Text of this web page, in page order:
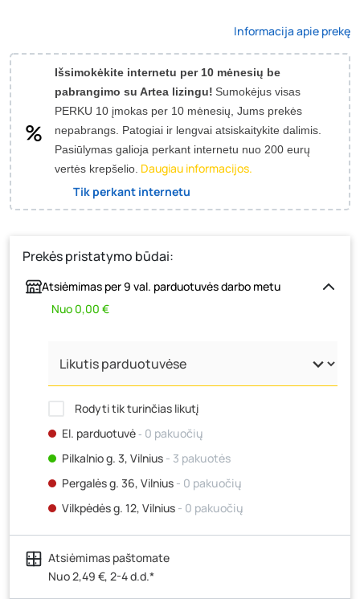
Informacija apie prekę
Išsimokėkite internetu per 10 mėnesių be
pabrangimo su Artea lizingu! Sumokėjus visas
PERKU 10 įmokas per 10 mėnesių, Jums prekės
nepabrangs. Patogiai ir lengvai atsiskaitykite dalimis.
Pasiūlymas galioja perkant internetu nuo 200 eurų
vertės krepšelio. Daugiau informacijos.
Tik perkant internetu
Prekės pristatymo būdai:
Atsiėmimas per 9 val. parduotuvės darbo metu
Nuo 0,00 €
Rodyti tik turinčias likutį
El. parduotuvė‐ 0 pakuočių
Pilkalnio g. 3, Vilnius - 3 pakuotės
Pergalės g. 36, Vilnius - 0 pakuočių
Vilkpėdės g. 12, Vilnius - 0 pakuočių
Ateities g. 15, Vilnius- 0 pakuočių
Kauno r., Narsiečių k., Vytauto g. 183, Kaunas
pakuočių
Atsiėmimas paštomate
Nuo 2,49 €, 2-4 d.d.*